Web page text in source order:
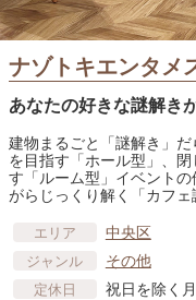
ナゾトキエンタメ
あなたの好きな謎解き
建物まるごと「謎解き」
を目指す「ホール型」、
す「ルーム型」イベント
がらじっくり解く「カフ
エリア 中央区
ジャンル その他
定休日 祝日を除く